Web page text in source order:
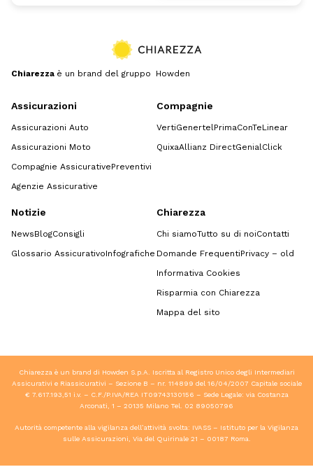
Chiarezza è un brand del gruppo Howden
Assicurazioni
Assicurazioni Auto
Assicurazioni Moto
Compagnie AssicurativePreventivi
Agenzie Assicurative
Compagnie
VertiGenertelPrimaConTeLinear
QuixaAllianz DirectGenialClick
Notizie
NewsBlogConsigli
Glossario AssicurativoInfografiche
Chiarezza
Chi siamoTutto su di noiContatti
Domande FrequentiPrivacy – old
Informativa Cookies
Risparmia con Chiarezza
Mappa del sito
Chiarezza è un brand di Howden S.p.A. Iscritta al Registro Unico degli Intermediari
Assicurativi e Riassicurativi – Sezione B – nr. 114899 del 16/04/2007 Capitale sociale
€ 7.617.193,51 i.v. – C.F./P.IVA/REA IT09743130156 – Sede Legale: via Costanza
Arconati, 1 – 20135 Milano Tel. 02 89050796
Autorità competente alla vigilanza dell’attività svolta: IVASS – Istituto per la Vigilanza
sulle Assicurazioni, Via del Quirinale 21 – 00187 Roma.